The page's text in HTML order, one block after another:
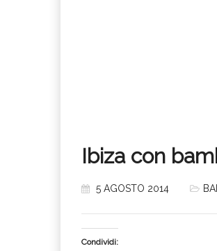
Ibiza con
5 AGOSTO 2014
Condividi: